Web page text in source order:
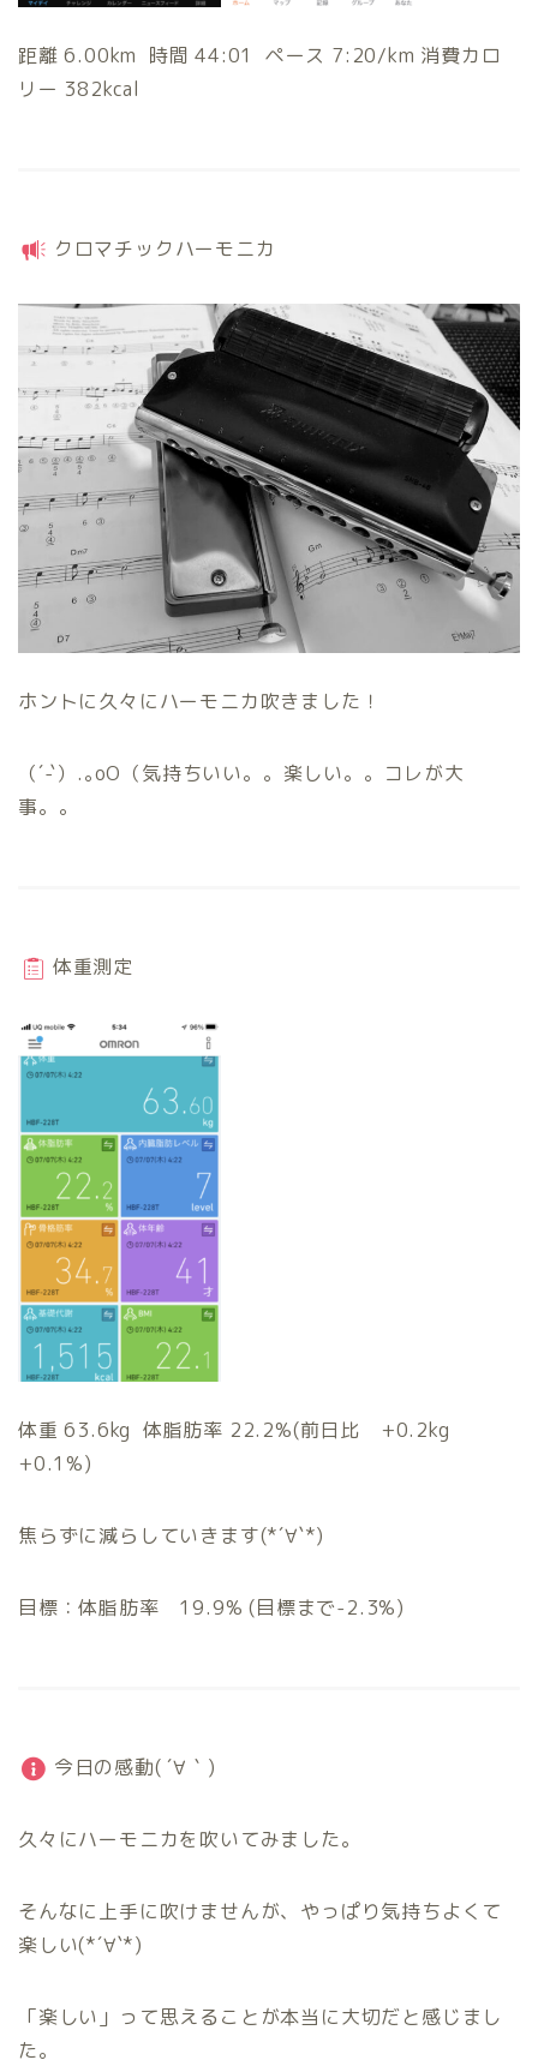
距離 6.00km 時間 44:01 ペース 7:20/km 消費カロ
リー 382kcal
クロマチックハーモニカ
ホントに久々にハーモニカ吹きました！
（´-`）.｡oO（気持ちいい。。楽しい。。コレが大
事。。
体重測定
体重 63.6kg 体脂肪率 22.2%(前日比 +0.2kg
+0.1%)
焦らずに減らしていきます(*´∀`*)
目標：体脂肪率 19.9% (目標まで-2.3%)
今日の感動( ´∀｀)
久々にハーモニカを吹いてみました。
そんなに上手に吹けませんが、やっぱり気持ちよくて
楽しい(*´∀`*)
「楽しい」って思えることが本当に大切だと感じまし
た。